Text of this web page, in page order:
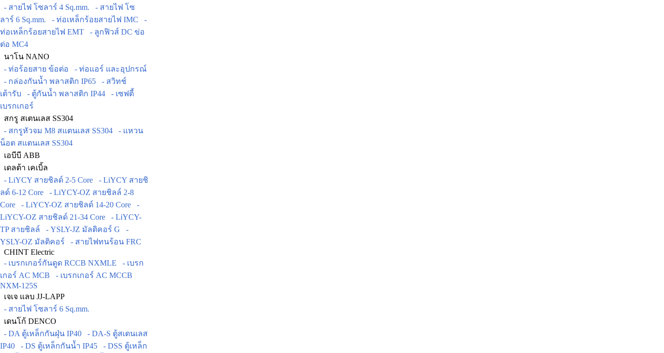
- สายไฟ โซลาร์ 4 Sq.mm.
- สายไฟ โซ
ลาร์ 6 Sq.mm.
- ท่อเหล็กร้อยสายไฟ IMC
-
ท่อเหล็กร้อยสายไฟ EMT
- ลูกฟิวส์ DC ข่อ
ต่อ MC4
นาโน NANO
- ท่อร้อยสาย ข้อต่อ
- ท่อแอร์ และอุปกรณ์
- กล่องกันน้ำ พลาสติก IP65
- สวิทช์
เต้ารับ
- ตู้กันน้ำ พลาสติก IP44
- เซฟตี้
เบรกเกอร์
สกรู สเตนเลส SS304
- สกรูหัวจม M8 สแตนเลส SS304
- แหวน
น็อต สแตนเลส SS304
เอบีบี ABB
เดลต้า เคเบิ้ล
- LiYCY สายชิลด์ 2-5 Core
- LiYCY สายชิ
ลด์ 6-12 Core
- LiYCY-OZ สายชิลล์ 2-8
Core
- LiYCY-OZ สายชิลด์ 14-20 Core
-
LiYCY-OZ สายชิลด์ 21-34 Core
- LiYCY-
TP สายชิลล์
- YSLY-JZ มัลติคอร์ G
-
YSLY-OZ มัลติคอร์
- สายไฟทนร้อน FRC
CHINT Electric
- เบรกเกอร์กันดูด RCCB NXMLE
- เบรก
เกอร์ AC MCB
- เบรกเกอร์ AC MCCB
NXM-125S
เจเจ แลบ JJ-LAPP
- สายไฟ โซลาร์ 6 Sq.mm.
เดนโก้ DENCO
- DA ตู้เหล็กกันฝุ่น IP40
- DA-S ตู้สเตนเลส
IP40
- DS ตู้เหล็กกันน้ำ IP45
- DSS ตู้เหล็ก